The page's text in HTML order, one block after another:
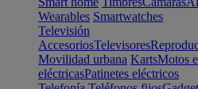
Wearables Smartwatches
Televisión
AccesoriosTelevisores
Movilidad urbana KartsMotos
eléctricasPatinetes eléctricos